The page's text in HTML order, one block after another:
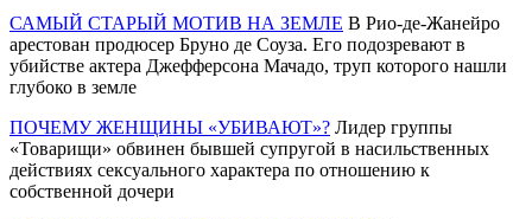
САМЫЙ СТАРЫЙ МОТИВ НА ЗЕМЛЕ В Рио-де-Жанейро
арестован продюсер Бруно де Соуза. Его подозревают в
убийстве актера Джефферсона Мачадо, труп которого нашли
глубоко в земле
ПОЧЕМУ ЖЕНЩИНЫ «УБИВАЮТ»? Лидер группы
«Товарищи» обвинен бывшей супругой в насильственных
действиях сексуального характера по отношению к
собственной дочери